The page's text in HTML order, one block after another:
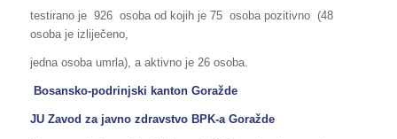
testirano je 926 osoba od kojih je 75 osoba pozitivno (48
osoba je izliječeno,
jedna osoba umrla), a aktivno je 26 osoba.
Bosansko-podrinjski kanton Goražde
JU Zavod za javno zdravstvo BPK-a Goražde